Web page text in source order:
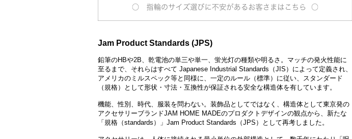
Jam Product Standards (JPS)
鉛筆のHBや2B、乾電池の単三や単一、蛍光灯の種類や明るさ。マッチの発火性能に
至るまで、それらはすべて Japanese Industrial Standards（JIS）によって定義され、
アメリカのミルスペック等と同様に、一定のルール（標準）に従い、スタンダード
（規格）として形状・寸法・互換性が保証される安全な構造体を有しています。
機能、性別、時代、服装を問わない。装飾品としてではなく、構造体として東京発の
アクセサリーブランドJAM HOME MADEのプロダクトデザインの観点から、新たな
「規格（standards）」Jam Product Standards（JPS）として再考しました。